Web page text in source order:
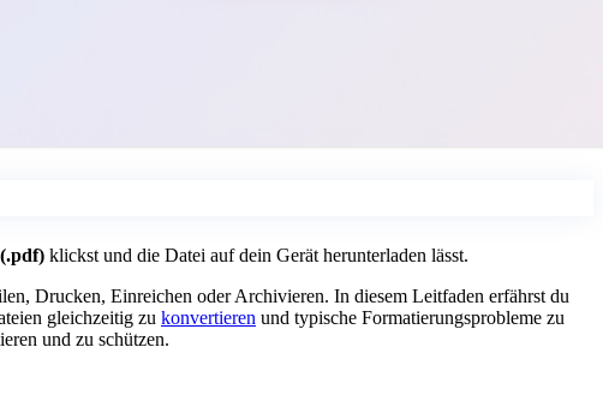
klickst und die Datei auf dein Gerät herunterladen lässt.
Drucken, Einreichen oder Archivieren. In diesem Leitfaden erfährst du
gleichzeitig zu konvertieren und typische Formatierungsprobleme zu
und zu schützen.